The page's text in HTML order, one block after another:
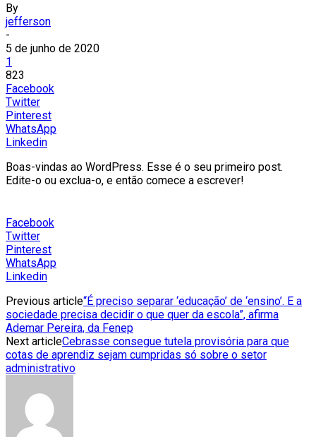
By
jefferson
-
5 de junho de 2020
1
823
Facebook
Twitter
Pinterest
WhatsApp
Linkedin
Boas-vindas ao WordPress. Esse é o seu primeiro post.
Edite-o ou exclua-o, e então comece a escrever!
Facebook
Twitter
Pinterest
WhatsApp
Linkedin
Previous article“É preciso separar ‘educação’ de ‘ensino’. E a
sociedade precisa decidir o que quer da escola”, afirma
Ademar Pereira, da Fenep
Next articleCebrasse consegue tutela provisória para que
cotas de aprendiz sejam cumpridas só sobre o setor
administrativo